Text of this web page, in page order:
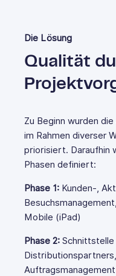
Die Lösung
Qualität
Zu Beginn wurden
im Rahmen diverser
priorisiert. Daraufhin
Phasen definiert:
Phase 1: Kunden-,
Mobile (iPad)
Phase 2: Schnittstelle
Auftragsmanagement